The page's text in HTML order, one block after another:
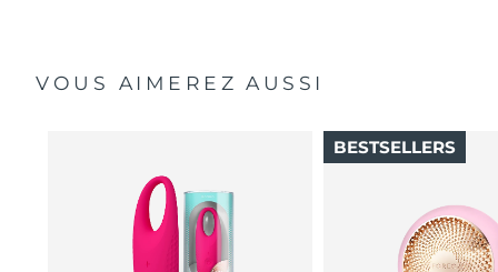
VOUS AIMEREZ AUSSI
BESTSELLERS